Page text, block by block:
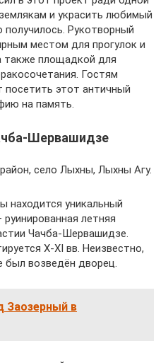
и украсить любимый
получилось. Рукотворный
местом для прогулок и
также площадкой для
Гостям
посетить этот античный
на память.
Шервашидзе
село Лыхны, Лыхны Агу.
находится уникальный
летняя
Чачба-Шервашидзе.
X-XI вв. Неизвестно,
был возведён дворец.
Заозерный в